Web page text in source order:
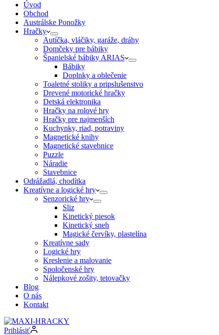
Úvod
Obchod
Austrálske Ponožky
Hračky
Autíčka, vláčiky, garáže, dráhy
Domčeky pre bábiky
Španielské bábiky ARIAS
Bábiky
Doplnky a oblečenie
Toaletné stoliky a pripslušenstvo
Drevené motorické hračky
Detská elektronika
Hračky na rolové hry
Hračky pre najmenších
Kuchynky, riad, potraviny
Magnetické knihy
Magnetické stavebnice
Puzzle
Náradie
Stavebnice
Odrážadlá, chodítka
Kreatívne a logické hry
Senzorické hry
Sliz
Kinetický piesok
Kinetický sneh
Magické červíky, plastelína
Kreatívne sady
Logické hry
Kreslenie a malovanie
Spoločenské hry
Nálepkové zošity, tetovačky
Blog
O nás
Kontakt
Prihlásiť